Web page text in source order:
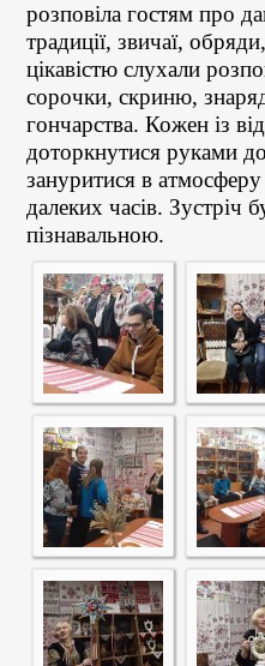
розповіла гостям про
традиції, звичаї,
цікавістю слухали
сорочки, скриню,
гончарства. Кожен із
доторкнутися руками
зануритися в
далеких часів. Зустріч
пізнавальною.